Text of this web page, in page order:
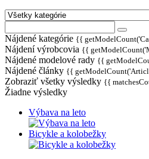
Nájdené kategórie {{
Nájdení výrobcovia {{
Nájdené modelové rady {{
Nájdené články {{
Zobraziť všetky výsledky {{
Žiadne výsledky
Výbava na leto
Bicykle a kolobežky